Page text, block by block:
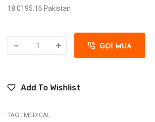
18.0195.16 Pakistan
- + GỌI MUA
Add To Wishlist
TAG : MEDICAL